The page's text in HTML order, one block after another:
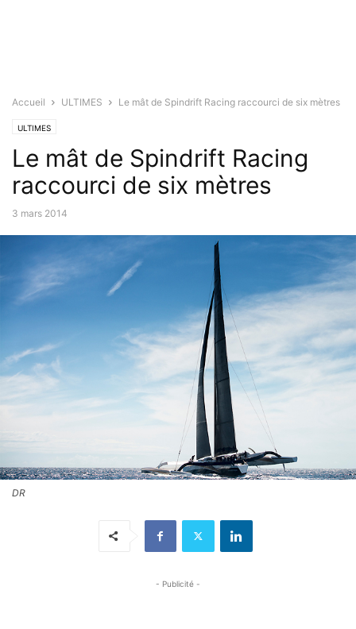
Accueil ULTIMES Le mât de Spindrift Racing raccourci de six mètres
ULTIMES
Le mât de Spindrift Racing
raccourci de six mètres
3 mars 2014
DR
- Publicité -